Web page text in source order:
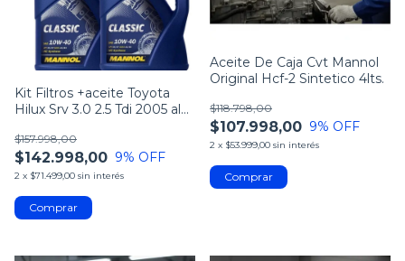
Kit Filtros +aceite Toyota
Hilux Srv 3.0 2.5 Tdi 2005 al
$142.998,00
$157.998,00
9% OFF
2 x $71.499,00 sin interés
Aceite De Caja Cvt Mannol
Original Hcf-2 Sintetico 4lts.
$107.998,00
$118.798,00
9% OFF
2 x $53.999,00 sin interés